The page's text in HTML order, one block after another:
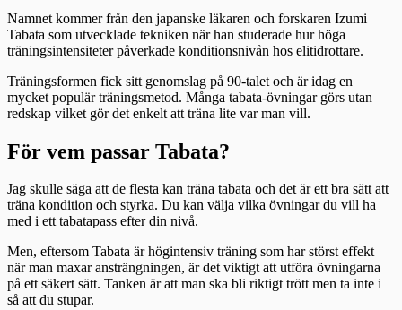
Namnet kommer från den japanske läkaren och forskaren Izumi
Tabata som utvecklade tekniken när han studerade hur höga
träningsintensiteter påverkade konditionsnivån hos elitidrottare.
Träningsformen fick sitt genomslag på 90-talet och är idag en
mycket populär träningsmetod. Många tabata-övningar görs utan
redskap vilket gör det enkelt att träna lite var man vill.
För vem passar Tabata?
Jag skulle säga att de flesta kan träna tabata och det är ett bra sätt att
träna kondition och styrka. Du kan välja vilka övningar du vill ha
med i ett tabatapass efter din nivå.
Men, eftersom Tabata är högintensiv träning som har störst effekt
när man maxar ansträngningen, är det viktigt att utföra övningarna
på ett säkert sätt. Tanken är att man ska bli riktigt trött men ta inte i
så att du stupar.